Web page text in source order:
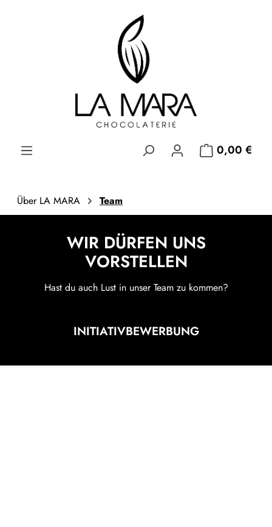
0,00 €
Über LA MARA
Team
WIR DÜRFEN UNS
VORSTELLEN
Hast du auch Lust in unser Team zu kommen?
INITIATIVBEWERBUNG